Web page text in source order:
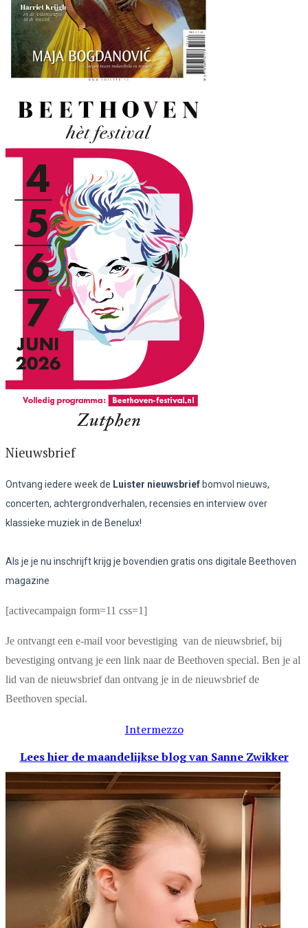
Nieuwsbrief
Ontvang iedere week de Luister nieuwsbrief bomvol nieuws,
concerten, achtergrondverhalen, recensies en interview over
klassieke muziek in de Benelux!
Als je je nu inschrijft krijg je bovendien gratis ons digitale Beethoven
magazine
[activecampaign form=11 css=1]
Je ontvangt een e-mail voor bevestiging van de nieuwsbrief, bij
bevestiging ontvang je een link naar de Beethoven special. Ben je al
lid van de nieuwsbrief dan ontvang je in de nieuwsbrief de
Beethoven special.
Intermezzo
Lees hier de maandelijkse blogvan Sanne Zwikker